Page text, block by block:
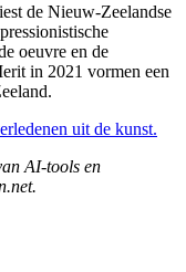
de Nieuw-Zeelandse
oeuvre en de
in 2021 vormen een
uit de kunst.
AI-tools en